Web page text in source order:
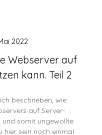
Webserver auf
kann. Teil 2
2022
beschrieben, wie
auf Server-
und somit ungewollte
hier sein noch einmal